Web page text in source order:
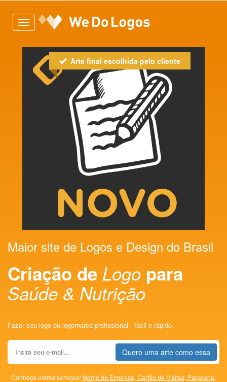
Toggle
navigation
Arte final escolhida pelo cliente
Maior site de Logos e Design do Brasil
Criação de Logo para
Saúde & Nutrição
Fazer seu logo ou logomarca profissional - fácil e rápido.
Quero uma arte como essa
Conheça outros serviços: Nome de Empresa, Cartão de Visitas, Papelaria,